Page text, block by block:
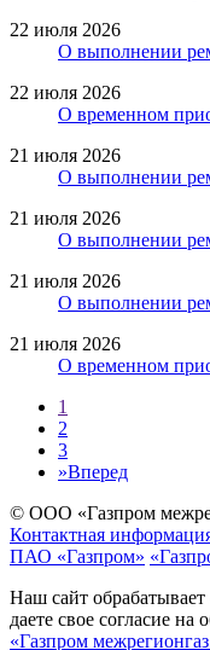
22 июля 2026
О выполнении
22 июля 2026
О временном
21 июля 2026
О выполнении
21 июля 2026
О выполнении
21 июля 2026
О выполнении
21 июля 2026
О временном
1
2
3
»Вперед
© ООО «Газпром
Контактная
ПАО «Газпром»
Наш сайт
даете свое согласие
«Газпром